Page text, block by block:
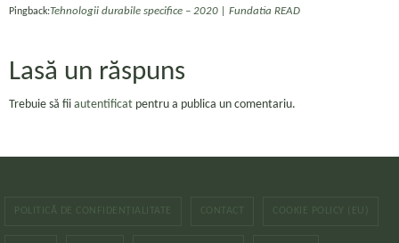
Pingback:Tehnologii durabile specifice – 2020 | Fundatia READ
Lasă un răspuns
Trebuie să fii autentificat pentru a publica un comentariu.
POLITICĂ DE CONFIDENȚIALITATE CONTACT COOKIE POLICY (EU)